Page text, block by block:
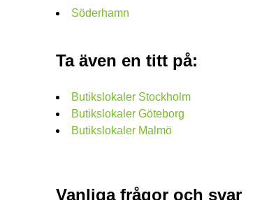
Söderhamn
Ta även en titt på:
Butikslokaler Stockholm
Butikslokaler Göteborg
Butikslokaler Malmö
Vanliga frågor och svar